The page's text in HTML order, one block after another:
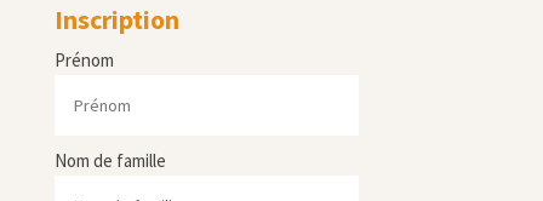
Inscription
Prénom
Nom de famille